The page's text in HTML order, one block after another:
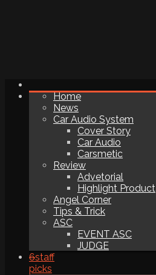
Home
News
Car Audio System
Cover Story
Car Audio
Carsmetic
Review
Advetorial
Highlight Product
Angel Corner
Tips & Trick
ASC
EVENT ASC
JUDGE
6staff
picks